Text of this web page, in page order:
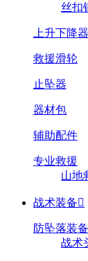
丝扣
上升下降器
救援滑轮
止坠器
器材包
辅助配件
专业救援
山地
战术装备
防坠落装备
战术